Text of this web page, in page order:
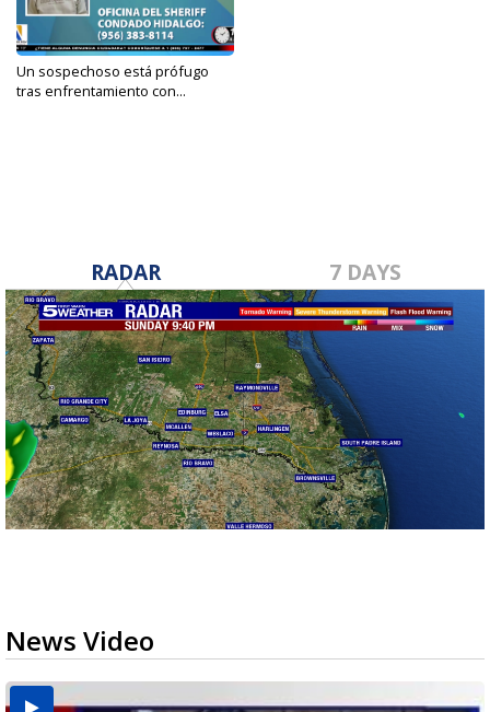
Un sospechoso está prófugo
tras enfrentamiento con...
RADAR 7 DAYS
News Video